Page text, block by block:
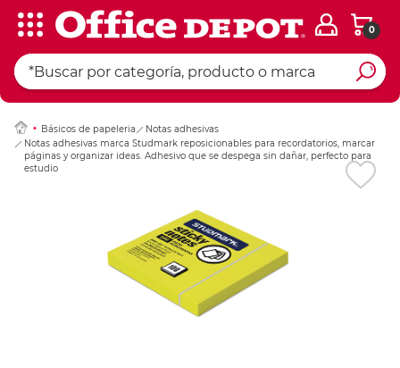
0
Básicos de papeleria
Notas adhesivas
Notas adhesivas marca Studmark reposicionables para recordatorios, marcar
páginas y organizar ideas. Adhesivo que se despega sin dañar, perfecto para
estudio, oficina y planificación.
Ingresar Codigo